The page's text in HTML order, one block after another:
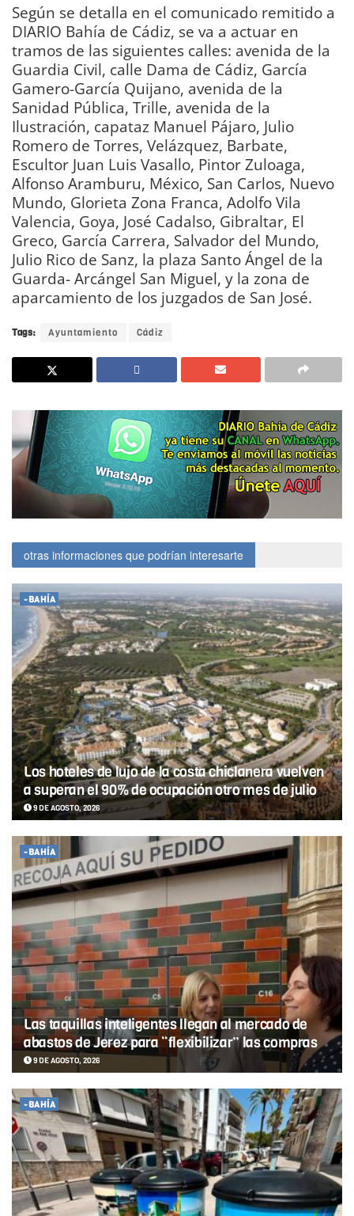
Según se detalla en el comunicado remitido a
DIARIO Bahía de Cádiz, se va a actuar en
tramos de las siguientes calles: avenida de la
Guardia Civil, calle Dama de Cádiz, García
Gamero-García Quijano, avenida de la
Sanidad Pública, Trille, avenida de la
Ilustración, capataz Manuel Pájaro, Julio
Romero de Torres, Velázquez, Barbate,
Escultor Juan Luis Vasallo, Pintor Zuloaga,
Alfonso Aramburu, México, San Carlos, Nuevo
Mundo, Glorieta Zona Franca, Adolfo Vila
Valencia, Goya, José Cadalso, Gibraltar, El
Greco, García Carrera, Salvador del Mundo,
Julio Rico de Sanz, la plaza Santo Ángel de la
Guarda- Arcángel San Miguel, y la zona de
aparcamiento de los juzgados de San José.
Tags: Ayuntamiento Cádiz
otras informaciones que podrían interesarte
-BAHÍA
Los hoteles de lujo de la costa chiclanera vuelven
a superan el 90% de ocupación otro mes de julio
9 DE AGOSTO, 2026
-BAHÍA
Las taquillas inteligentes llegan al mercado de
abastos de Jerez para “flexibilizar” las compras
9 DE AGOSTO, 2026
-BAHÍA